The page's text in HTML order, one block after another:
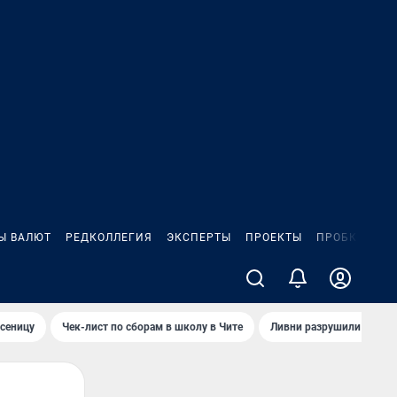
ВАЛЮТ РЕДКОЛЛЕГИЯ ЭКСПЕРТЫ ПРОЕКТЫ ПРОБКИ
Чек-лист по сборам в школу в Чите Ливни разрушили